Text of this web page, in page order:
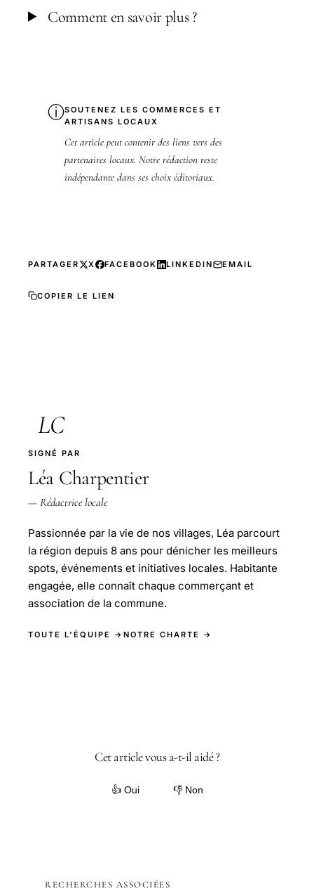
Comment en savoir plus ?
ⓘSOUTENEZ LES COMMERCES ET
ARTISANS LOCAUX
Cet article peut contenir des liens vers des
partenaires locaux. Notre rédaction reste
indépendante dans ses choix éditoriaux.
PARTAGER X FACEBOOK LINKEDIN EMAIL
COPIER LE LIEN
LC
SIGNÉ PAR
Léa Charpentier
— Rédactrice locale
Passionnée par la vie de nos villages, Léa parcourt
la région depuis 8 ans pour dénicher les meilleurs
spots, événements et initiatives locales. Habitante
engagée, elle connaît chaque commerçant et
association de la commune.
TOUTE L'ÉQUIPE → NOTRE CHARTE →
Cet article vous a-t-il aidé ?
👍 Oui 👎 Non
RECHERCHES ASSOCIÉES